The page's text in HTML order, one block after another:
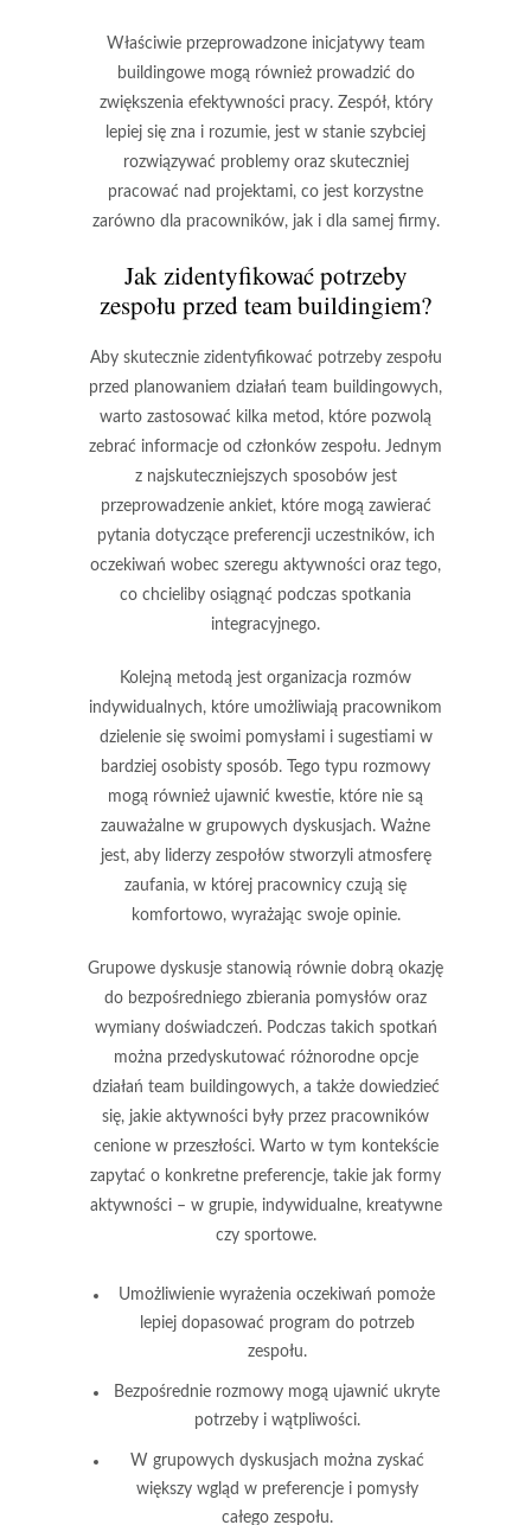
Właściwie przeprowadzone inicjatywy team
buildingowe mogą również prowadzić do
zwiększenia efektywności pracy. Zespół, który
lepiej się zna i rozumie, jest w stanie szybciej
rozwiązywać problemy oraz skuteczniej
pracować nad projektami, co jest korzystne
zarówno dla pracowników, jak i dla samej firmy.
Jak zidentyfikować potrzeby
zespołu przed team buildingiem?
Aby skutecznie zidentyfikować potrzeby zespołu
przed planowaniem działań team buildingowych,
warto zastosować kilka metod, które pozwolą
zebrać informacje od członków zespołu. Jednym
z najskuteczniejszych sposobów jest
przeprowadzenie ankiet, które mogą zawierać
pytania dotyczące preferencji uczestników, ich
oczekiwań wobec szeregu aktywności oraz tego,
co chcieliby osiągnąć podczas spotkania
integracyjnego.
Kolejną metodą jest organizacja rozmów
indywidualnych, które umożliwiają pracownikom
dzielenie się swoimi pomysłami i sugestiami w
bardziej osobisty sposób. Tego typu rozmowy
mogą również ujawnić kwestie, które nie są
zauważalne w grupowych dyskusjach. Ważne
jest, aby liderzy zespołów stworzyli atmosferę
zaufania, w której pracownicy czują się
komfortowo, wyrażając swoje opinie.
Grupowe dyskusje stanowią równie dobrą okazję
do bezpośredniego zbierania pomysłów oraz
wymiany doświadczeń. Podczas takich spotkań
można przedyskutować różnorodne opcje
działań team buildingowych, a także dowiedzieć
się, jakie aktywności były przez pracowników
cenione w przeszłości. Warto w tym kontekście
zapytać o konkretne preferencje, takie jak formy
aktywności – w grupie, indywidualne, kreatywne
czy sportowe.
Umożliwienie wyrażenia oczekiwań pomoże
lepiej dopasować program do potrzeb
zespołu.
Bezpośrednie rozmowy mogą ujawnić ukryte
potrzeby i wątpliwości.
W grupowych dyskusjach można zyskać
większy wgląd w preferencje i pomysły
całego zespołu.